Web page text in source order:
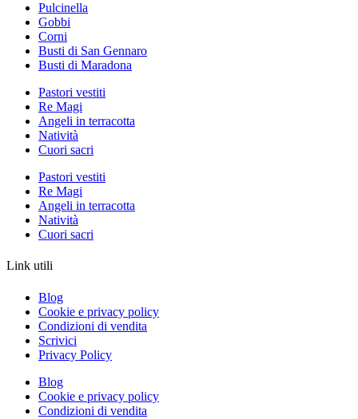
Pulcinella
Gobbi
Corni
Busti di San Gennaro
Busti di Maradona
Pastori vestiti
Re Magi
Angeli in terracotta
Natività
Cuori sacri
Pastori vestiti
Re Magi
Angeli in terracotta
Natività
Cuori sacri
Link utili
Blog
Cookie e privacy policy
Condizioni di vendita
Scrivici
Privacy Policy
Blog
Cookie e privacy policy
Condizioni di vendita